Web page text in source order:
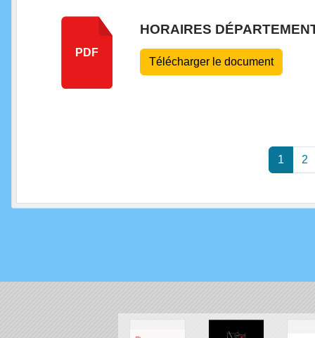
PDF
HORAIRES
Télécharger le document
1 2